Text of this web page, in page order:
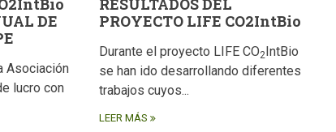
DE
Asociación
lucro con
RESULTADOS DEL
PROYECTO LIFE CO2IntBio
Durante el proyecto LIFE CO2 IntBio
se han ido desarrollando diferentes
trabajos cuyos...
LEER MÁS